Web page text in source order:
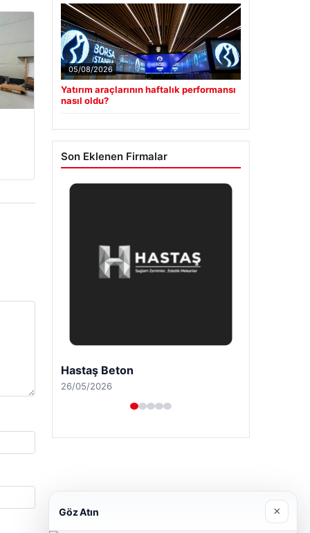
05/08/2026
Yatırım araçlarının haftalık performansı
nasıl oldu?
Son Eklenen Firmalar
Hastaş Beton
26/05/2026
Göz Atın ×